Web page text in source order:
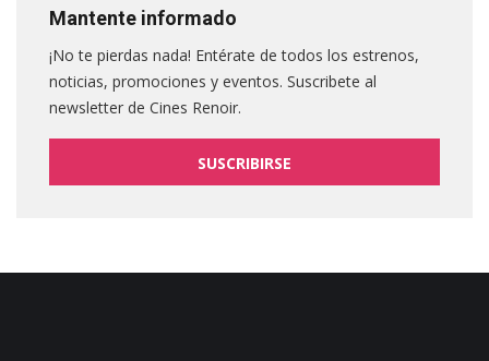
Mantente informado
¡No te pierdas nada! Entérate de todos los estrenos,
noticias, promociones y eventos. Suscribete al
newsletter de Cines Renoir.
SUSCRIBIRSE